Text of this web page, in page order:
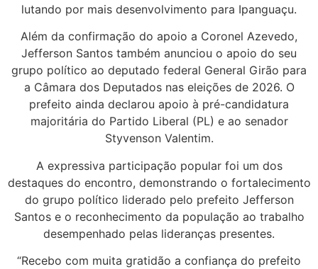
lutando por mais desenvolvimento para Ipanguaçu.
Além da confirmação do apoio a Coronel Azevedo,
Jefferson Santos também anunciou o apoio do seu
grupo político ao deputado federal General Girão para
a Câmara dos Deputados nas eleições de 2026. O
prefeito ainda declarou apoio à pré-candidatura
majoritária do Partido Liberal (PL) e ao senador
Styvenson Valentim.
A expressiva participação popular foi um dos
destaques do encontro, demonstrando o fortalecimento
do grupo político liderado pelo prefeito Jefferson
Santos e o reconhecimento da população ao trabalho
desempenhado pelas lideranças presentes.
“Recebo com muita gratidão a confiança do prefeito